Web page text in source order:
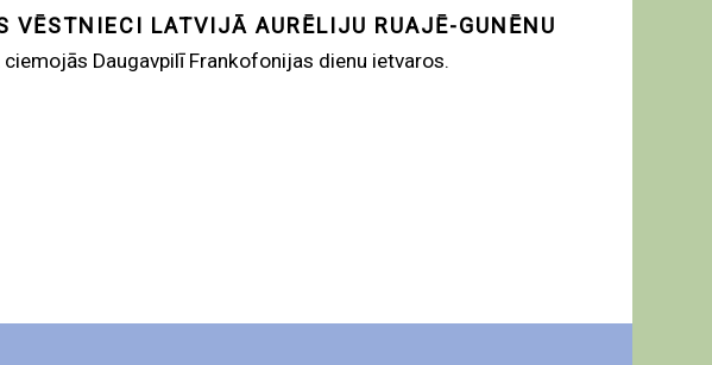
LATVIJĀ AURĒLIJU RUAJĒ-GUNĒNU
Daugavpilī Frankofonijas dienu ietvaros.